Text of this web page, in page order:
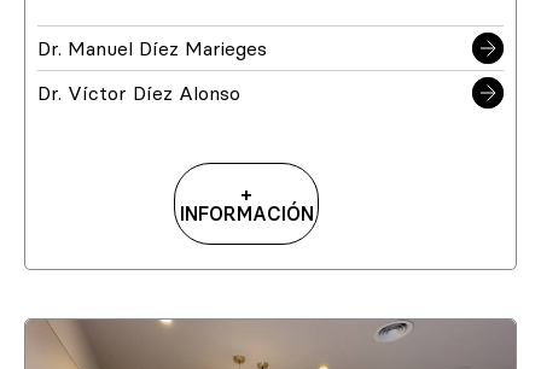
Dr. Manuel Díez Marieges
Dr. Víctor Díez Alonso
+
INFORMACIÓN